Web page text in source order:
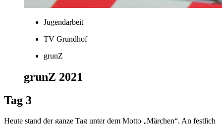
Jugendarbeit
TV Grundhof
grunZ
grunZ 2021
Tag 3
Heute stand der ganze Tag unter dem Motto „Märchen“. An festlich